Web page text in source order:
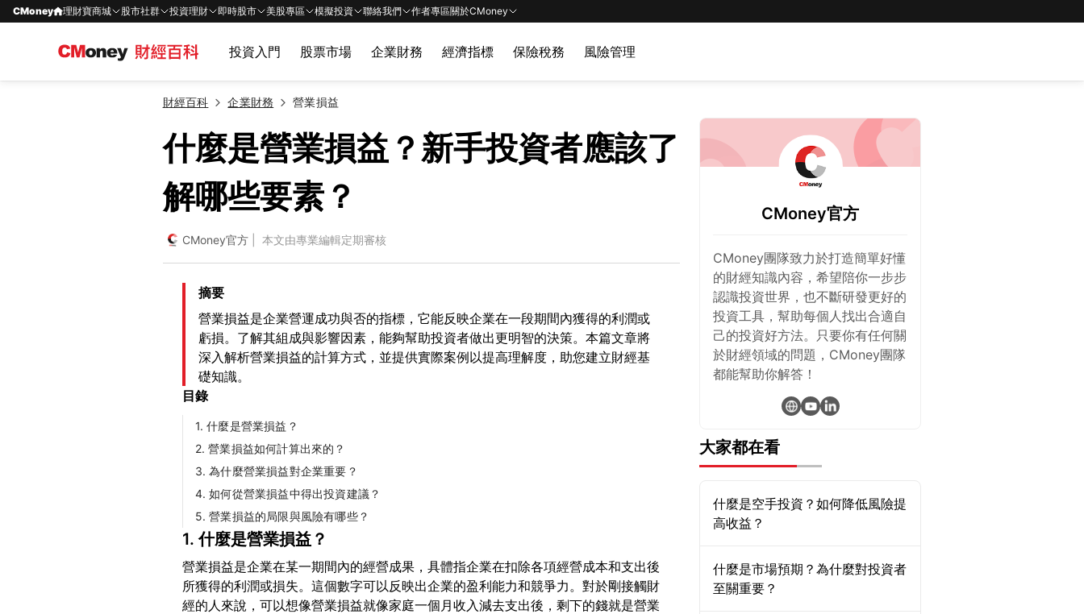
CMoney 理財寶商城 股市社群 投資理財 即時股市 美股專區 模擬投資 聯絡我們 作者專區關於CMoney
投資入門 股票市場 企業財務 經濟指標 保險稅務 風險管理
財經百科 企業財務 營業損益
什麼是營業損益？新手投資者應該了
解哪些要素？
CMoney官方| 本文由專業編輯定期審核
摘要
營業損益是企業營運成功與否的指標，它能反映企業在一段期間內獲得的利潤或
虧損。了解其組成與影響因素，能夠幫助投資者做出更明智的決策。本篇文章將
深入解析營業損益的計算方式，並提供實際案例以提高理解度，助您建立財經基
礎知識。
目錄
1. 什麼是營業損益？
2. 營業損益如何計算出來的？
3. 為什麼營業損益對企業重要？
4. 如何從營業損益中得出投資建議？
5. 營業損益的局限與風險有哪些？
1. 什麼是營業損益？
營業損益是企業在某一期間內的經營成果，具體指企業在扣除各項經營成本和支出後
所獲得的利潤或損失。這個數字可以反映出企業的盈利能力和競爭力。對於剛接觸財
經的人來說，可以想像營業損益就像家庭一個月收入減去支出後，剩下的錢就是營業
CMoney官方
CMoney團隊致力於打造簡單好懂
的財經知識內容，希望陪你一步步
認識投資世界，也不斷研發更好的
投資工具，幫助每個人找出合適自
己的投資好方法。只要你有任何關
於財經領域的問題，CMoney團隊
都能幫助你解答！
大家都在看
什麼是空手投資？如何降低風險提
高收益？
什麼是市場預期？為什麼對投資者
至關重要？